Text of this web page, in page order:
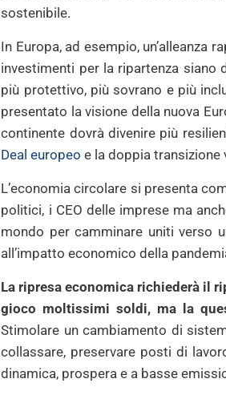
sostenibile.
In Europa, ad esempio,
investimenti per la ripartenza siano
più protettivo, più sovrano e più
presentato la visione della nuova
continente dovrà divenire più
Deal europeo e la doppia transizione
L’economia circolare si presenta
politici, i CEO delle imprese ma
mondo per camminare uniti verso
all’impatto economico della
La ripresa economica richiederà il
gioco moltissimi soldi, ma la
Stimolare un cambiamento di
collassare, preservare posti di
dinamica, prospera e a basse